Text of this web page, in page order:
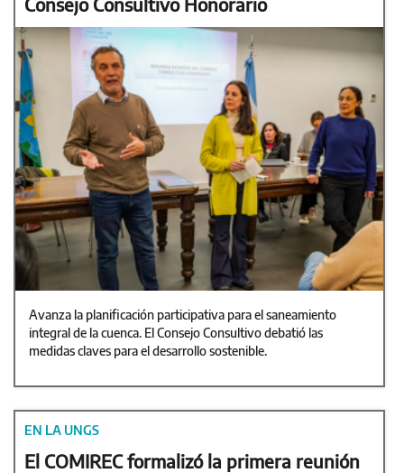
Avanza la planificación participativa para el saneamiento
integral de la cuenca. El Consejo Consultivo debatió las
medidas claves para el desarrollo sostenible.
EN LA UNGS
El COMIREC formalizó la primera reunión